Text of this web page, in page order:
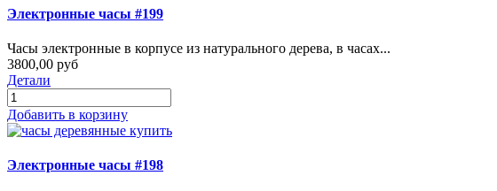
Электронные часы #199
Часы электронные в корпусе из натурального дерева, в часах...
3800,00 руб
Детали
Добавить в корзину
Электронные часы #198